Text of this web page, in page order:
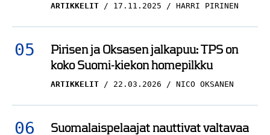
ARTIKKELIT 17.11.2025 HARRI PIRINEN
Pirisen ja Oksasen jalkapuu: TPS on
koko Suomi-kiekon homepilkku
ARTIKKELIT 22.03.2026 NICO OKSANEN
Suomalaispelaajat nauttivat valtavaa